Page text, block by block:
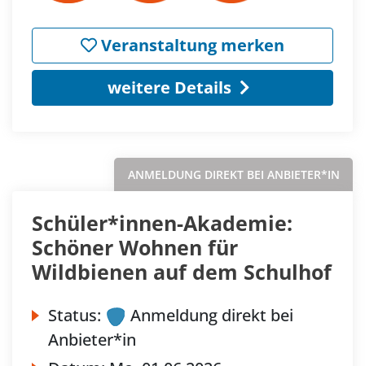
Veranstaltung merken
weitere Details
ANMELDUNG DIREKT BEI ANBIETER*IN
Schüler*innen-Akademie:
Schöner Wohnen für
Wildbienen auf dem Schulhof
Status:
Anmeldung direkt bei
Anbieter*in